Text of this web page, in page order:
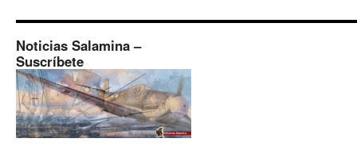
Noticias Salamina –
Suscríbete